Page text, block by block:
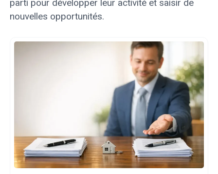
parti pour développer leur activité et saisir de
nouvelles opportunités.